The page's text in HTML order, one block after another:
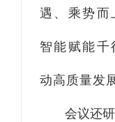
遇、乘势而
智能赋能
动高质量发
会议还